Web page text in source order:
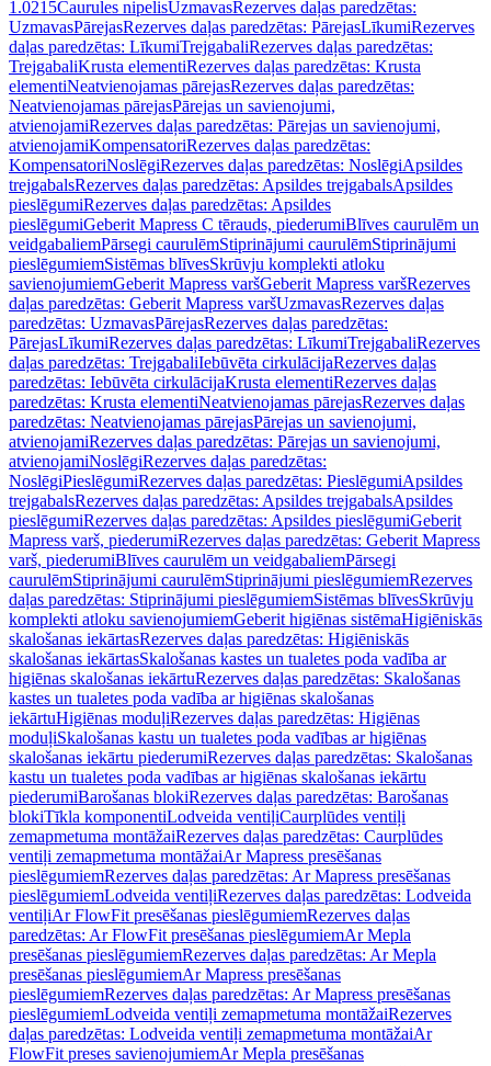
1.0215Caurules nipelisUzmavasRezerves daļas paredzētas:
UzmavasPārejasRezerves daļas paredzētas: PārejasLīkumiRezerves
daļas paredzētas: LīkumiTrejgabaliRezerves daļas paredzētas:
TrejgabaliKrusta elementiRezerves daļas paredzētas: Krusta
elementiNeatvienojamas pārejasRezerves daļas paredzētas:
Neatvienojamas pārejasPārejas un savienojumi,
atvienojamiRezerves daļas paredzētas: Pārejas un savienojumi,
atvienojamiKompensatoriRezerves daļas paredzētas:
KompensatoriNoslēgiRezerves daļas paredzētas: NoslēgiApsildes
trejgabalsRezerves daļas paredzētas: Apsildes trejgabalsApsildes
pieslēgumiRezerves daļas paredzētas: Apsildes
pieslēgumiGeberit Mapress C tērauds, piederumiBlīves caurulēm un
veidgabaliemPārsegi caurulēmStiprinājumi caurulēmStiprinājumi
pieslēgumiemSistēmas blīvesSkrūvju komplekti atloku
savienojumiemGeberit Mapress varšGeberit Mapress varšRezerves
daļas paredzētas: Geberit Mapress varšUzmavasRezerves daļas
paredzētas: UzmavasPārejasRezerves daļas paredzētas:
PārejasLīkumiRezerves daļas paredzētas: LīkumiTrejgabaliRezerves
daļas paredzētas: TrejgabaliIebūvēta cirkulācijaRezerves daļas
paredzētas: Iebūvēta cirkulācijaKrusta elementiRezerves daļas
paredzētas: Krusta elementiNeatvienojamas pārejasRezerves daļas
paredzētas: Neatvienojamas pārejasPārejas un savienojumi,
atvienojamiRezerves daļas paredzētas: Pārejas un savienojumi,
atvienojamiNoslēgiRezerves daļas paredzētas:
NoslēgiPieslēgumiRezerves daļas paredzētas: PieslēgumiApsildes
trejgabalsRezerves daļas paredzētas: Apsildes trejgabalsApsildes
pieslēgumiRezerves daļas paredzētas: Apsildes pieslēgumiGeberit
Mapress varš, piederumiRezerves daļas paredzētas: Geberit Mapress
varš, piederumiBlīves caurulēm un veidgabaliemPārsegi
caurulēmStiprinājumi caurulēmStiprinājumi pieslēgumiemRezerves
daļas paredzētas: Stiprinājumi pieslēgumiemSistēmas blīvesSkrūvju
komplekti atloku savienojumiemGeberit higiēnas sistēmaHigiēniskās
skalošanas iekārtasRezerves daļas paredzētas: Higiēniskās
skalošanas iekārtasSkalošanas kastes un tualetes poda vadība ar
higiēnas skalošanas iekārtuRezerves daļas paredzētas: Skalošanas
kastes un tualetes poda vadība ar higiēnas skalošanas
iekārtuHigiēnas moduļiRezerves daļas paredzētas: Higiēnas
moduļiSkalošanas kastu un tualetes poda vadības ar higiēnas
skalošanas iekārtu piederumiRezerves daļas paredzētas: Skalošanas
kastu un tualetes poda vadības ar higiēnas skalošanas iekārtu
piederumiBarošanas blokiRezerves daļas paredzētas: Barošanas
blokiTīkla komponentiLodveida ventiļiCaurplūdes ventiļi
zemapmetuma montāžaiRezerves daļas paredzētas: Caurplūdes
ventiļi zemapmetuma montāžaiAr Mapress presēšanas
pieslēgumiemRezerves daļas paredzētas: Ar Mapress presēšanas
pieslēgumiemLodveida ventiļiRezerves daļas paredzētas: Lodveida
ventiļiAr FlowFit presēšanas pieslēgumiemRezerves daļas
paredzētas: Ar FlowFit presēšanas pieslēgumiemAr Mepla
presēšanas pieslēgumiemRezerves daļas paredzētas: Ar Mepla
presēšanas pieslēgumiemAr Mapress presēšanas
pieslēgumiemRezerves daļas paredzētas: Ar Mapress presēšanas
pieslēgumiemLodveida ventiļi zemapmetuma montāžaiRezerves
daļas paredzētas: Lodveida ventiļi zemapmetuma montāžaiAr
FlowFit preses savienojumiemAr Mepla presēšanas